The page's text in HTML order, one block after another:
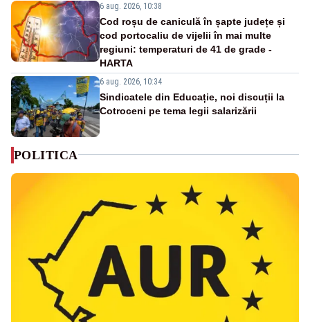
6 aug. 2026, 10:38
Cod roșu de caniculă în șapte județe și
cod portocaliu de vijelii în mai multe
regiuni: temperaturi de 41 de grade -
HARTA
6 aug. 2026, 10:34
Sindicatele din Educație, noi discuții la
Cotroceni pe tema legii salarizării
POLITICA